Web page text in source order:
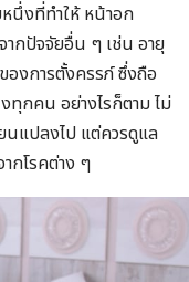
นึ่งที่ทำให้ หน้าอก
ากปัจจัยอื่น ๆ เช่น อายุ
งการตั้งครรภ์ ซึ่งถือ
ทุกคน อย่างไรก็ตาม ไม่
นแปลงไป แต่ควรดูแล
กโรคต่าง ๆ